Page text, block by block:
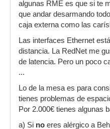
algunas RME es que si te
que andar desarmando
caja externa como las
Las interfaces Ethernet
distancia. La RedNet me
de latencia. Pero un poco
...
Lo de la mesa es para
tienes problemas de
Por 2.000€ tienes algunas
a) Si no eres alérgico a